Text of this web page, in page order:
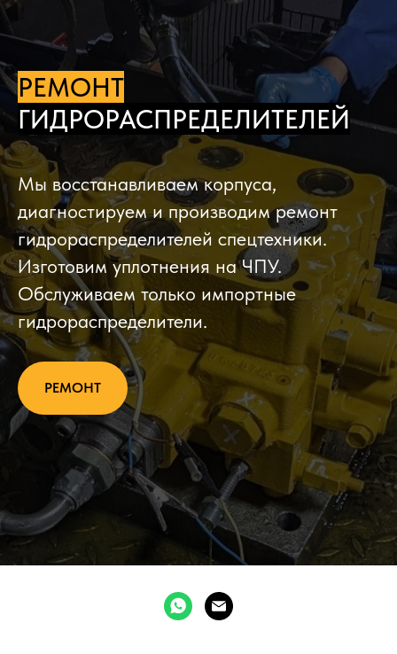
РЕМОНТ
ГИДРОРАСПРЕДЕЛИТЕЛЕЙ
Мы восстанавливаем корпуса,
диагностируем и производим ремонт
гидрораспределителей спецтехники.
Изготовим уплотнения на ЧПУ.
Обслуживаем только импортные
гидрораспределители.
РЕМОНТ